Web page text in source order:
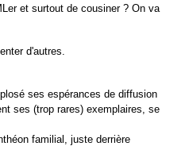
et surtout de cousiner ? On va
d'autres.
ses espérances de diffusion
ses (trop rares) exemplaires, se
familial, juste derrière